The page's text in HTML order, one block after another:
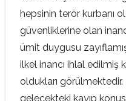
hepsinin terör kurbanı
güvenliklerine olan
ümit duygusu
ilkel inancı ihlal edilmiş
oldukları
gelecekteki kayıp